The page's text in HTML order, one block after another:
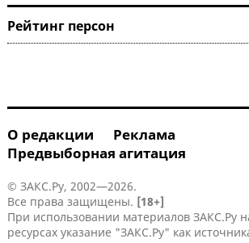
Рейтинг
О редакции
Реклама
Предвыборная агитация
© ЗАКС.Ру, 2002—2026.
Все права защищены. [18+]
При использовании материалов ЗАКС.Ру
ресурсах указание "ЗАКС.Ру" как